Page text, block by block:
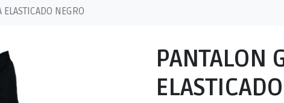
NEGRO
PANTALON